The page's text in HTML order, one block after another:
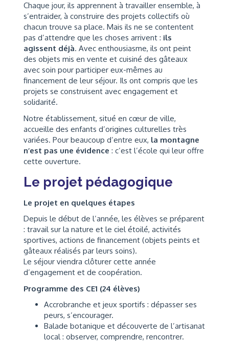
Chaque jour, ils apprennent à travailler ensemble, à
s’entraider, à construire des projets collectifs où
chacun trouve sa place. Mais ils ne se contentent
pas d’attendre que les choses arrivent : ils
agissent déjà. Avec enthousiasme, ils ont peint
des objets mis en vente et cuisiné des gâteaux
avec soin pour participer eux-mêmes au
financement de leur séjour. Ils ont compris que les
projets se construisent avec engagement et
solidarité.
Notre établissement, situé en cœur de ville,
accueille des enfants d’origines culturelles très
variées. Pour beaucoup d’entre eux, la montagne
n’est pas une évidence : c’est l’école qui leur offre
cette ouverture.
Le projet pédagogique
Le projet en quelques étapes
Depuis le début de l’année, les élèves se préparent
: travail sur la nature et le ciel étoilé, activités
sportives, actions de financement (objets peints et
gâteaux réalisés par leurs soins).
Le séjour viendra clôturer cette année
d’engagement et de coopération.
Programme des CE1 (24 élèves)
Accrobranche et jeux sportifs : dépasser ses
peurs, s’encourager.
Balade botanique et découverte de l’artisanat
local : observer, comprendre, rencontrer.